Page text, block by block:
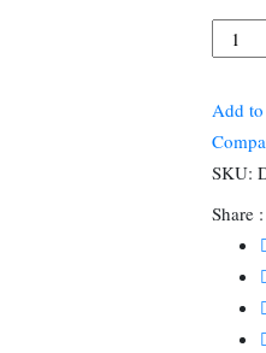
Djeco
Add
SKU:
Share :